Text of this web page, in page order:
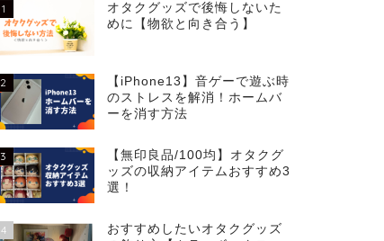
1
オタクグッズで後悔しないた
めに【物欲と向き合う】
2
【iPhone13】音ゲーで遊ぶ時
のストレスを解消！ホームバ
ーを消す方法
3
【無印良品/100均】オタクグ
ッズの収納アイテムおすすめ3
選！
4
おすすめしたいオタクグッズ